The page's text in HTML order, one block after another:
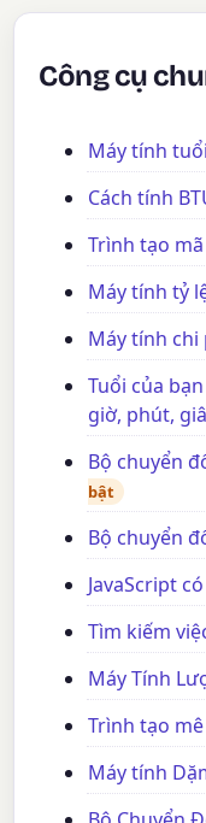
Công cụ
Máy tính tuổi
Cách tính
Trình tạo
Máy tính tỷ
Máy tính
Tuổi của
giờ, phút,
Bộ chuyển
bật
Bộ chuyển
JavaScript
Tìm kiếm
Máy Tính
Trình tạo
Máy tính